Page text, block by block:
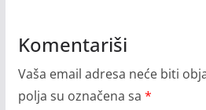
Komentariši
Vaša email adresa neće biti
polja su označena sa *